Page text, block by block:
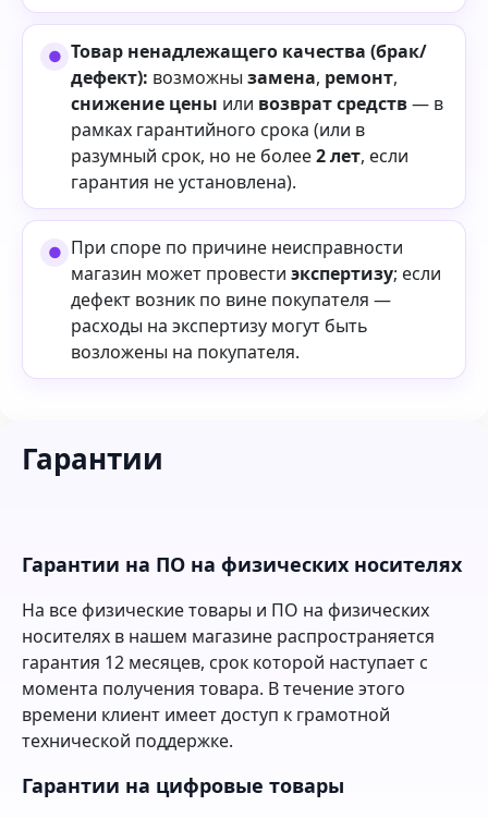
Товар ненадлежащего качества (брак/
дефект): возможны замена, ремонт,
снижение цены или возврат средств— в
рамках гарантийного срока (или в
разумный срок, но не более2 лет, если
гарантия не установлена).
При споре по причине неисправности
магазин может провести экспертизу; если
дефект возник по вине покупателя —
расходы на экспертизу могут быть
возложены на покупателя.
Гарантии
Гарантии на ПО на физических носителях
На все физические товары и ПО на физических
носителях в нашем магазине распространяется
гарантия 12 месяцев, срок которой наступает с
момента получения товара. В течение этого
времени клиент имеет доступ к грамотной
технической поддержке.
Гарантии на цифровые товары